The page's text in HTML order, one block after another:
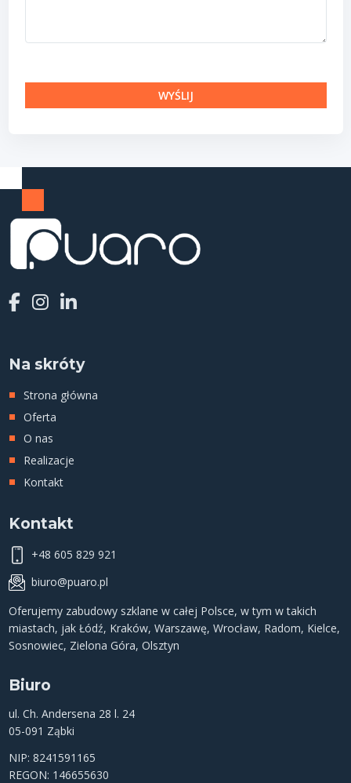
Na skróty
Strona główna
Oferta
O nas
Realizacje
Kontakt
Kontakt
+48 605 829 921
biuro@puaro.pl
Oferujemy zabudowy szklane w całej Polsce, w tym w takich
miastach, jak Łódź, Kraków, Warszawę, Wrocław, Radom, Kielce,
Sosnowiec, Zielona Góra, Olsztyn
Biuro
ul. Ch. Andersena 28 l. 24
05-091 Ząbki
NIP: 8241591165
REGON: 146655630